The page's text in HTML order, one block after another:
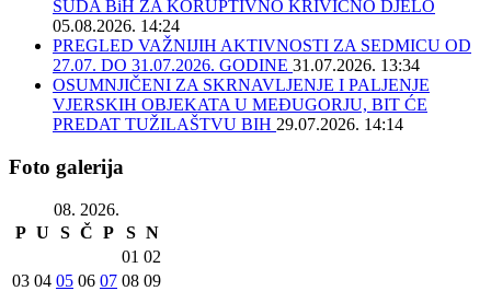
SUDA BiH ZA KORUPTIVNO KRIVIČNO DJELO
05.08.2026. 14:24
PREGLED VAŽNIJIH AKTIVNOSTI ZA SEDMICU OD
27.07. DO 31.07.2026. GODINE 31.07.2026. 13:34
OSUMNJIČENI ZA SKRNAVLJENJE I PALJENJE
VJERSKIH OBJEKATA U MEĐUGORJU, BIT ĆE
PREDAT TUŽILAŠTVU BIH 29.07.2026. 14:14
Foto galerija
08. 2026.
P U S Č P S N
01 02
03 04 05 06 07 08 09